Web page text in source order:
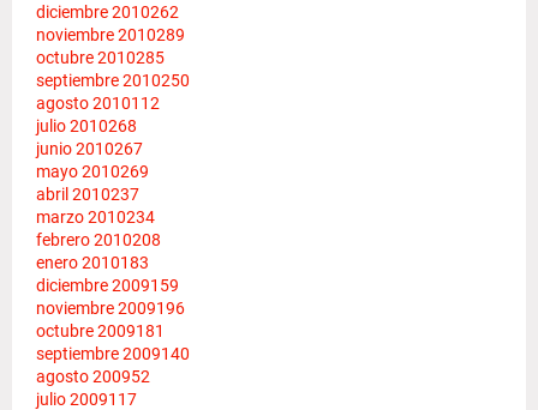
diciembre 2010262
noviembre 2010289
octubre 2010285
septiembre 2010250
agosto 2010112
julio 2010268
junio 2010267
mayo 2010269
abril 2010237
marzo 2010234
febrero 2010208
enero 2010183
diciembre 2009159
noviembre 2009196
octubre 2009181
septiembre 2009140
agosto 200952
julio 2009117